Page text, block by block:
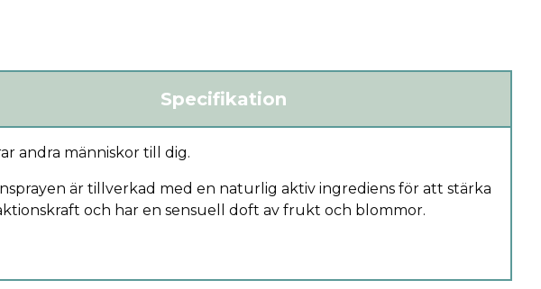
Specifikation
andra människor till dig.
är tillverkad med en naturlig aktiv ingrediens för att stärka
och har en sensuell doft av frukt och blommor.